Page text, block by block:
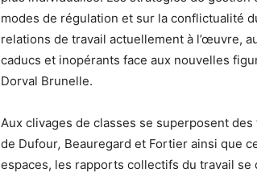
modes de régulation et sur la conflictualité
relations de travail actuellement à l’œuvre,
caducs et inopérants face aux nouvelles
Dorval Brunelle.
Aux clivages de classes se superposent
de Dufour, Beauregard et Fortier ainsi que
espaces, les rapports collectifs du travail